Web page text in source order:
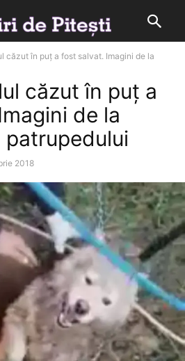
căzut în puț a fost salvat. Imagini de la
căzut în puț a
de la
patrupedului
2018